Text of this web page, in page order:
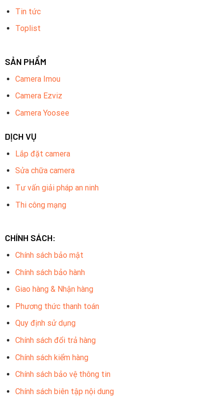
Tin tức
Toplist
SẢN PHẨM
Camera Imou
Camera Ezviz
Camera Yoosee
DỊCH VỤ
Lắp đặt camera
Sửa chữa camera
Tư vấn giải pháp an ninh
Thi công mạng
CHÍNH SÁCH:
Chính sách bảo mật
Chính sách bảo hành
Giao hàng & Nhận hàng
Phương thức thanh toán
Quy định sử dụng
Chính sách đổi trả hàng
Chính sách kiểm hàng
Chính sách bảo vệ thông tin
Chính sách biên tập nội dung